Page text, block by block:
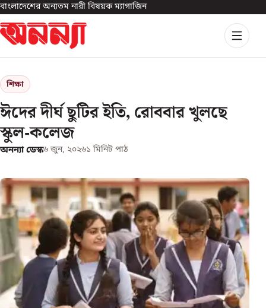
বাংলাদেশের অন্যতম নারী বিষয়ক ম্যাগাজিন
শিক্ষা
ঈদের দীর্ঘ ছুটির ইতি, রোববার খুলছে
স্কুল-কলেজ
অনন্যা ডেস্ক৬ জুন, ২০২৬১ মিনিট পাঠ